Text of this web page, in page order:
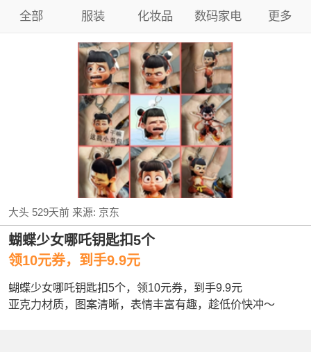
全部 服装 化妆品 数码家电 更多
大头 529天前来源: 京东
蝴蝶少女哪吒钥匙扣5个
领10元券，到手9.9元
蝴蝶少女哪吒钥匙扣5个，领10元券，到手9.9元
亚克力材质，图案清晰，表情丰富有趣，趁低价快冲～